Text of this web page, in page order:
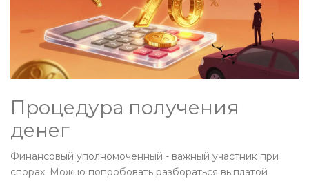
Процедура получения
денег
Финансовый уполномоченный - важный участник при
спорах. Можно попробовать разбораться выплатой